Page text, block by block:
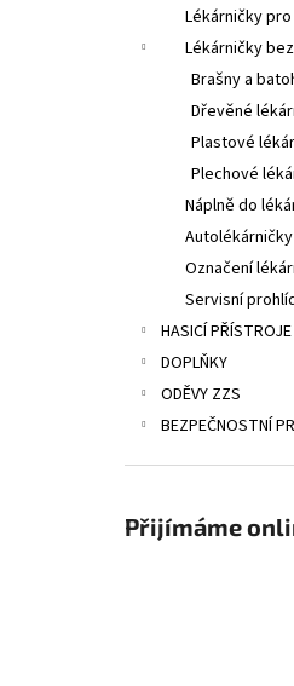
Lékárničky
Lékárničky
Brašny a
Dřevěné
Plastové
Plechové
Náplně do
Autolékárničky
Označení
Servisní
HASICÍ PŘÍSTROJE
DOPLŇKY
ODĚVY ZZS
BEZPEČNOSTNÍ
Přijímáme